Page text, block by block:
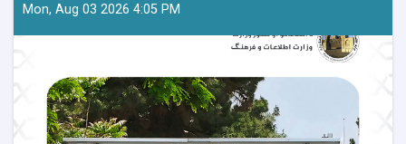
of
Department
Was
Officially
Introduced
Mon, Aug 03 2026 4:05 PM